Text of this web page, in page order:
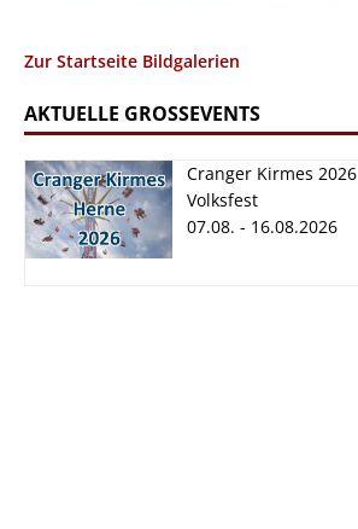
Zur Startseite Bildgalerien
AKTUELLE GROSSEVENTS
Cranger Kirmes 2026
Volksfest
07.08. - 16.08.2026